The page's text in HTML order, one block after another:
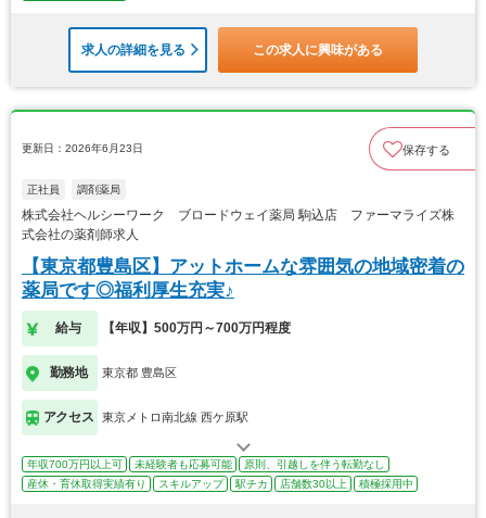
求人の詳細を見る この求人に興味がある
更新日：2026年6月23日 保存する
正社員 調剤薬局
株式会社ヘルシーワーク ブロードウェイ薬局 駒込店 ファーマライズ株
式会社の薬剤師求人
【東京都豊島区】アットホームな雰囲気の地域密着の
薬局です◎福利厚生充実♪
給与 【年収】500万円～700万円程度
勤務地 東京都 豊島区
アクセス 東京メトロ南北線 西ケ原駅
年収700万円以上可 未経験者も応募可能
原則、引越しを伴う転勤なし
産休・育休取得実績有り
スキルアップ 駅チカ 店舗数30以上 積極採用中